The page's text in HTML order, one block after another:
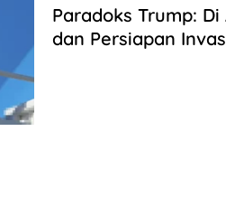
Paradoks Trump:
dan Persiapan